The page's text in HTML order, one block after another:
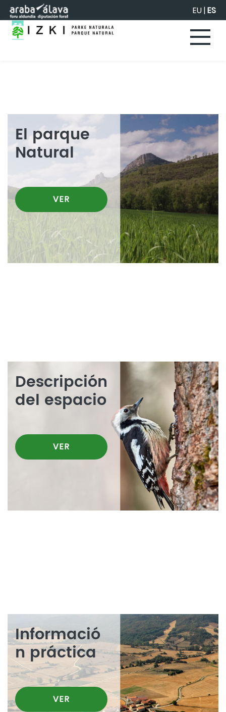
Saltar al contenido principal EU|ES
El parque
Natural
VER
Descripción
del espacio
VER
Informació
n práctica
VER